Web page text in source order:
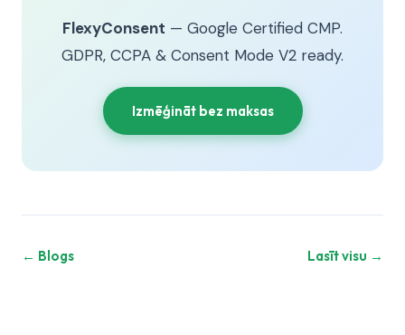
FlexyConsent — Google Certified CMP.
GDPR, CCPA & Consent Mode V2 ready.
Izmēģināt bez maksas
← Blogs Lasīt visu →